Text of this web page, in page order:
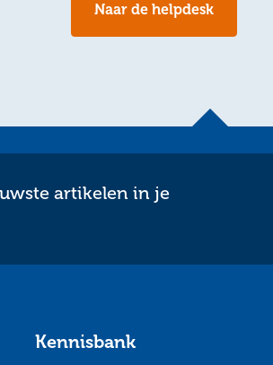
Naar de helpdesk
artikelen in je
Kennisbank